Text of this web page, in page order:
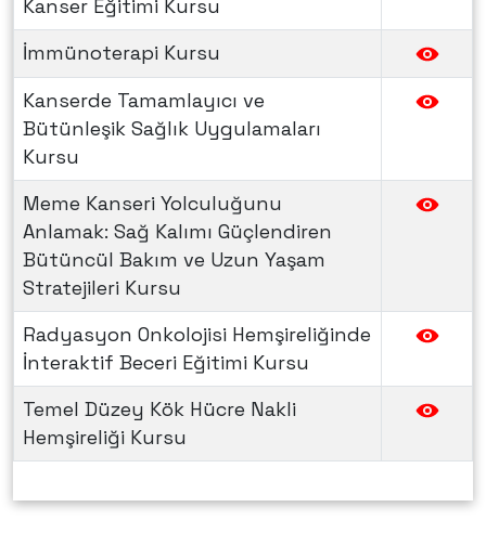
Kanser Eğitimi Kursu
İmmünoterapi Kursu
Kanserde Tamamlayıcı ve
Bütünleşik Sağlık Uygulamaları
Kursu
Meme Kanseri Yolculuğunu
Anlamak: Sağ Kalımı Güçlendiren
Bütüncül Bakım ve Uzun Yaşam
Stratejileri Kursu
Radyasyon Onkolojisi Hemşireliğinde
İnteraktif Beceri Eğitimi Kursu
Temel Düzey Kök Hücre Nakli
Hemşireliği Kursu